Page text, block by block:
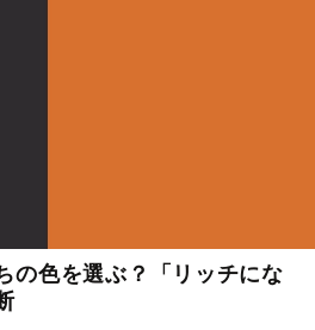
の色を選ぶ？「リッチにな